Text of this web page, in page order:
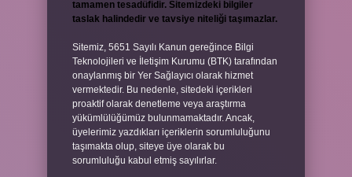
tamamen tesadüfidir. Sitemizdeki bilgiler
taslak halindedir ve tavsiye niteliği taşımazlar.
Sitemiz, 5651 Sayılı Kanun gereğince Bilgi
Teknolojileri ve İletişim Kurumu (BTK) tarafından
onaylanmış bir Yer Sağlayıcı olarak hizmet
vermektedir. Bu nedenle, sitedeki içerikleri
proaktif olarak denetleme veya araştırma
yükümlülüğümüz bulunmamaktadır. Ancak,
üyelerimiz yazdıkları içeriklerin sorumluluğunu
taşımakta olup, siteye üye olarak bu
sorumluluğu kabul etmiş sayılırlar.